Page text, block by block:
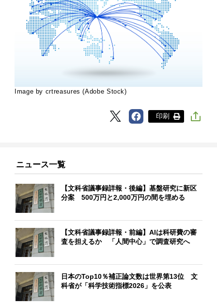
Image by crtreasures (Adobe Stock)
印刷
ニュース一覧
【文科省議事録詳報・後編】基盤研究に新区
分案 500万円と2,000万円の間を埋める
【文科省議事録詳報・前編】AIは科研費の審
査を担えるか 「人間中心」で調査研究へ
日本のTop10％補正論文数は世界第13位 文
科省が「科学技術指標2026」を公表